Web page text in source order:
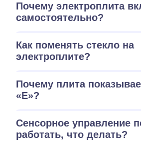
Почему электроплита
самостоятельно?
Как поменять стекло на
электроплите?
Почему плита
«E»?
Сенсорное управление
работать, что делать?